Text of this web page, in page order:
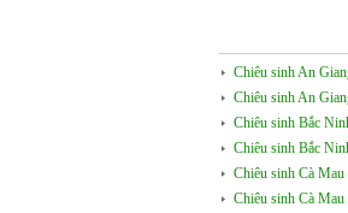
Chiêu sinh An
Chiêu sinh An
Chiêu sinh Bắc
Chiêu sinh Bắc
Chiêu sinh Cà Mau
Chiêu sinh Cà